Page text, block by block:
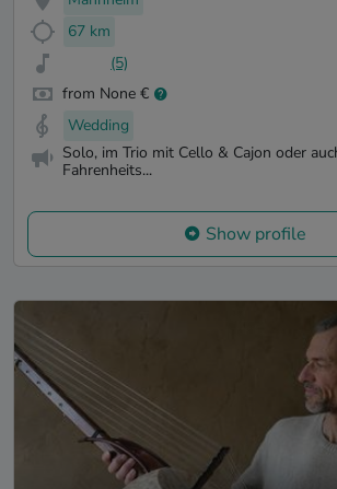
67 km
(5)
from None €
Wedding
Solo, im Trio mit Cello & Cajon oder
Fahrenheits...
Show profile